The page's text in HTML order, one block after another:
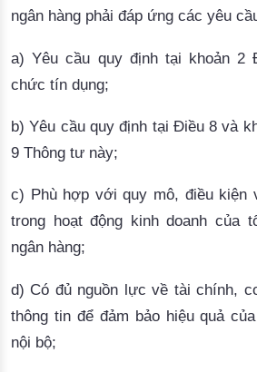
ngân hàng phải đáp ứng các yêu
a) Yêu cầu quy định tại khoản 2
chức tín dụng;
b) Yêu cầu quy định tại Điều 8 và
9 Thông tư này;
c) Phù hợp với quy mô, điều kiện
trong hoạt động kinh doanh của
ngân hàng;
d) Có đủ nguồn lực về tài chính,
thông tin để đảm bảo hiệu quả
nội bộ;